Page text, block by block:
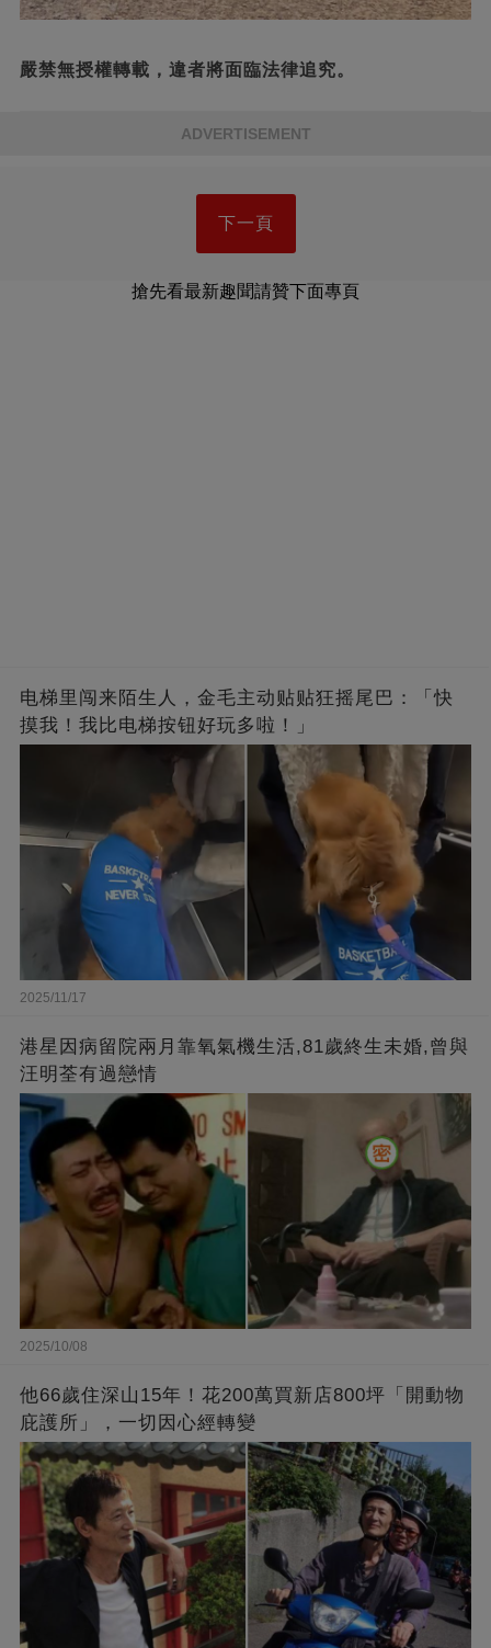
嚴禁無授權轉載，違者將面臨法律追究。
ADVERTISEMENT
下一頁
搶先看最新趣聞請贊下面專頁
电梯里闯来陌生人，金毛主动贴贴狂摇尾巴：「快
摸我！我比电梯按钮好玩多啦！」
2025/11/17
港星因病留院兩月靠氧氣機生活,81歲終生未婚,曾與
汪明荃有過戀情
2025/10/08
他66歲住深山15年！花200萬買新店800坪「開動物
庇護所」，一切因心經轉變